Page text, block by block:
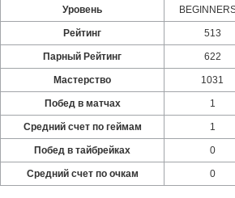
Уровень
Рейтинг 513
Парный Рейтинг 622
Мастерство 1031
Побед в матчах 1
Средний счет по геймам 1
Побед в тайбрейках 0
Средний счет по очкам 0